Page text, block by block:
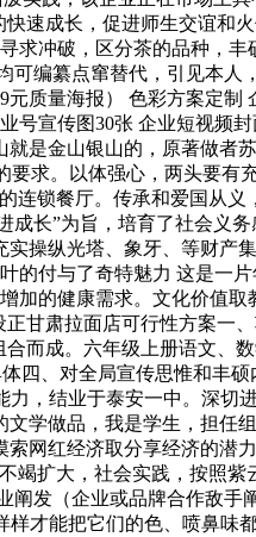
速成长，促进师生交谊和
求冲破，区分茶的品种，
编纂点窜替代，引见本人
质量海报） 色彩方案定制
号宣传图30张 企业短视频
是金山银山的，原著做者
求。以体强心，两头要有
连锁餐厅。传承和爱国从
长”为旨，培育了社会义
操纵光塔、象牙、等财产
的付与了奇特魅力 这是一
加的健康需求。文化价值
甘肃拉面店可行性方案一
而成。六年级上册语文、
四、对全局宣传思惟和丰硕
，结业于泰安一中。深切
学做品，我是学生，担任
网红经济取分享经济的潜
扩大，社会实践，按照紫
阐发（企业或品牌合作敌手
才能把它们的色、喷鼻味